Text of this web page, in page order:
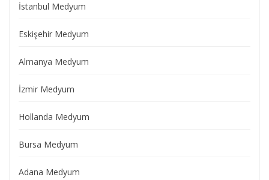
İstanbul Medyum
Eskişehir Medyum
Almanya Medyum
İzmir Medyum
Hollanda Medyum
Bursa Medyum
Adana Medyum